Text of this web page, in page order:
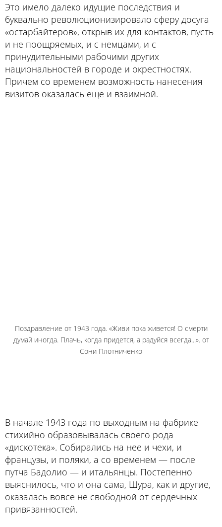
Это имело далеко идущие последствия и
буквально революционизировало сферу досуга
«остарбайтеров», открыв их для контактов, пусть
и не поощряемых, и с немцами, и с
принудительными рабочими других
национальностей в городе и окрестностях.
Причем со временем возможность нанесения
визитов оказалась еще и взаимной.
Поздравление от 1943 года. «Живи пока живется! О смерти
думай иногда. Плачь, когда придется, а радуйся всегда...». от
Сони Плотниченко
В начале 1943 года по выходным на фабрике
стихийно образовывалась своего рода
«дискотека». Собирались на нее и чехи, и
французы, и поляки, а со временем — после
путча Бадолио — и итальянцы. Постепенно
выяснилось, что и она сама, Шура, как и другие,
оказалась вовсе не свободной от сердечных
привязанностей.